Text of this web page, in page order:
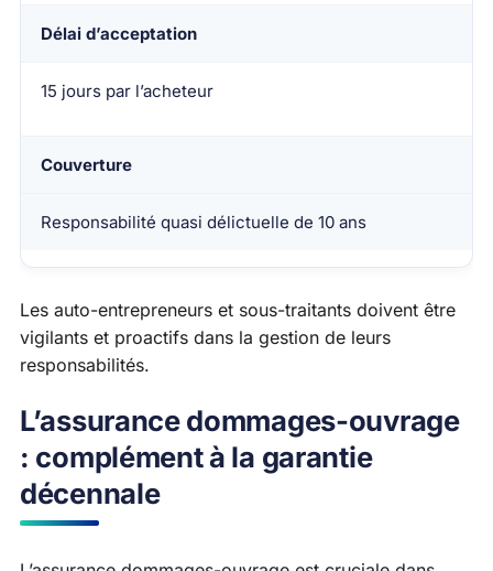
Délai d’acceptation
15 jours par l’acheteur
Couverture
Responsabilité quasi délictuelle de 10 ans
Les auto-entrepreneurs et sous-traitants doivent être
vigilants et proactifs dans la gestion de leurs
responsabilités.
L’assurance dommages-ouvrage
: complément à la garantie
décennale